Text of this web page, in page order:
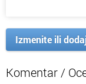
Izmenite ili
Komentar /